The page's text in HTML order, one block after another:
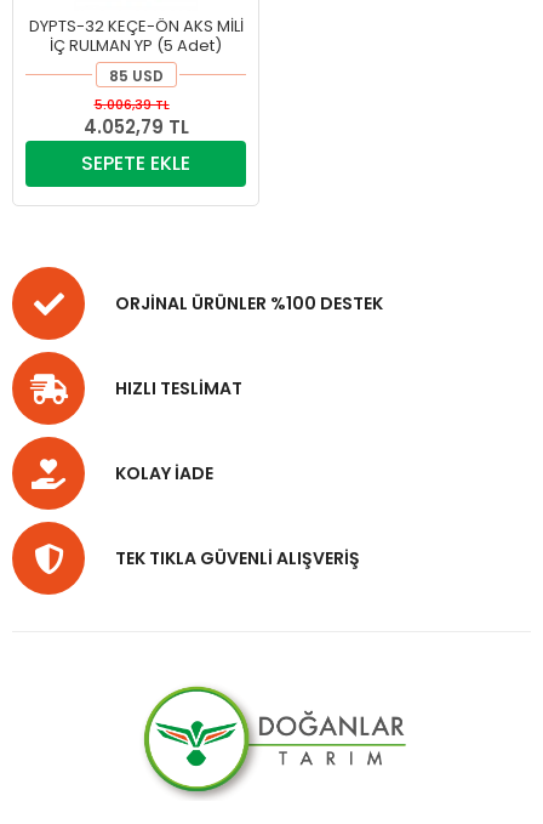
DYPTS-32 KEÇE-ÖN AKS MİLİ
İÇ RULMAN YP (5 Adet)
85 USD
4.052,79 TL
5.006,39 TL
SEPETE EKLE
ORJİNAL ÜRÜNLER %100 DESTEK
HIZLI TESLİMAT
KOLAY İADE
TEK TIKLA GÜVENLİ ALIŞVERİŞ